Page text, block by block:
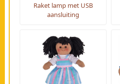
Raket lamp met USB
aansluiting